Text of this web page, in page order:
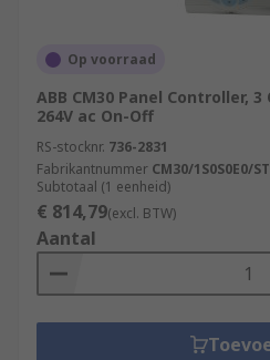
Op voorraad
ABB CM30 Panel Controller,
264V ac On-Off
RS-stocknr. 736-2831
Fabrikantnummer CM30/1S0S0E0/
Subtotaal (1 eenheid)
€ 814,79(excl. BTW)
Aantal